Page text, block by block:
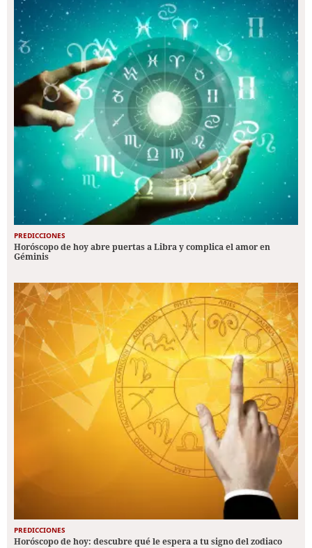
PREDICCIONES
Horóscopo de hoy abre puertas a Libra y complica el amor en
Géminis
PREDICCIONES
Horóscopo de hoy: descubre qué le espera a tu signo del zodiaco